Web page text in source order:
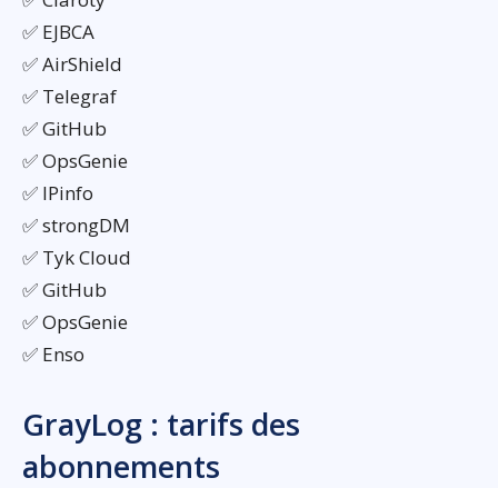
✅ EJBCA
✅ AirShield
✅ Telegraf
✅ GitHub
✅ OpsGenie
✅ IPinfo
✅ strongDM
✅ Tyk Cloud
✅ GitHub
✅ OpsGenie
✅ Enso
GrayLog : tarifs des
abonnements